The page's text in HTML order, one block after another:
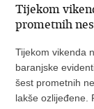
Tijekom
prometnih
Tijekom vikenda
baranjske
šest prometnih
lakše ozlijeđene.